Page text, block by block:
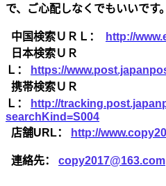
で、ご心配しなくでもいいです。
中国検索ＵＲＬ：
http://
日本検索ＵＲ
Ｌ：
https://
携帯検索ＵＲ
Ｌ：
http://
searchKind=S004
店舗URL：
http://
連絡先： copy2017@163.com